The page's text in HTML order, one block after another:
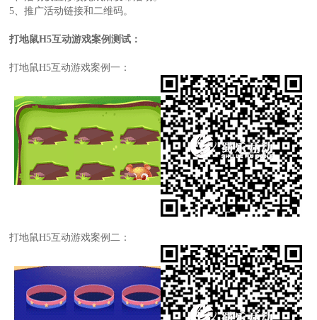
5、推广活动链接和二维码。
打地鼠H5互动游戏案例测试：
打地鼠H5互动游戏案例一：
打地鼠H5互动游戏案例二：